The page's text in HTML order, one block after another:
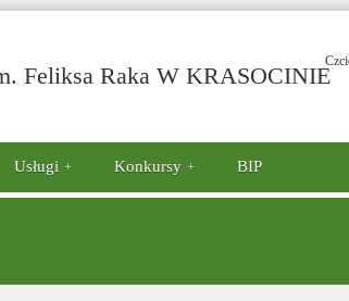
Feliksa Raka W KRASOCINIE-
Usługi Konkursy BIP